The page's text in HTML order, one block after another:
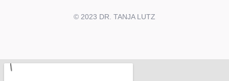
© 2023 DR. TANJA LUTZ